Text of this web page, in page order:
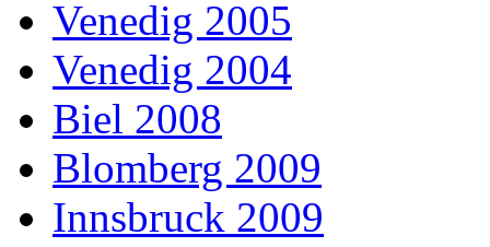
Venedig 2005
Venedig 2004
Biel 2008
Blomberg 2009
Innsbruck 2009